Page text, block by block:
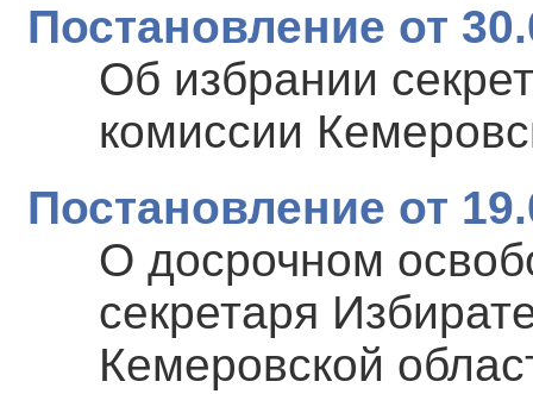
Постановление от
Об избрании
комиссии
Постановление от
О досрочном
секретаря
Кемеровской